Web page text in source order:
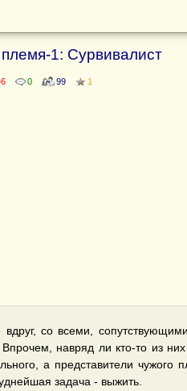
1: Сурвивалист
0 99 1
со всеми,
навряд ли кто-то из
а представители чужого
задача - выжить.